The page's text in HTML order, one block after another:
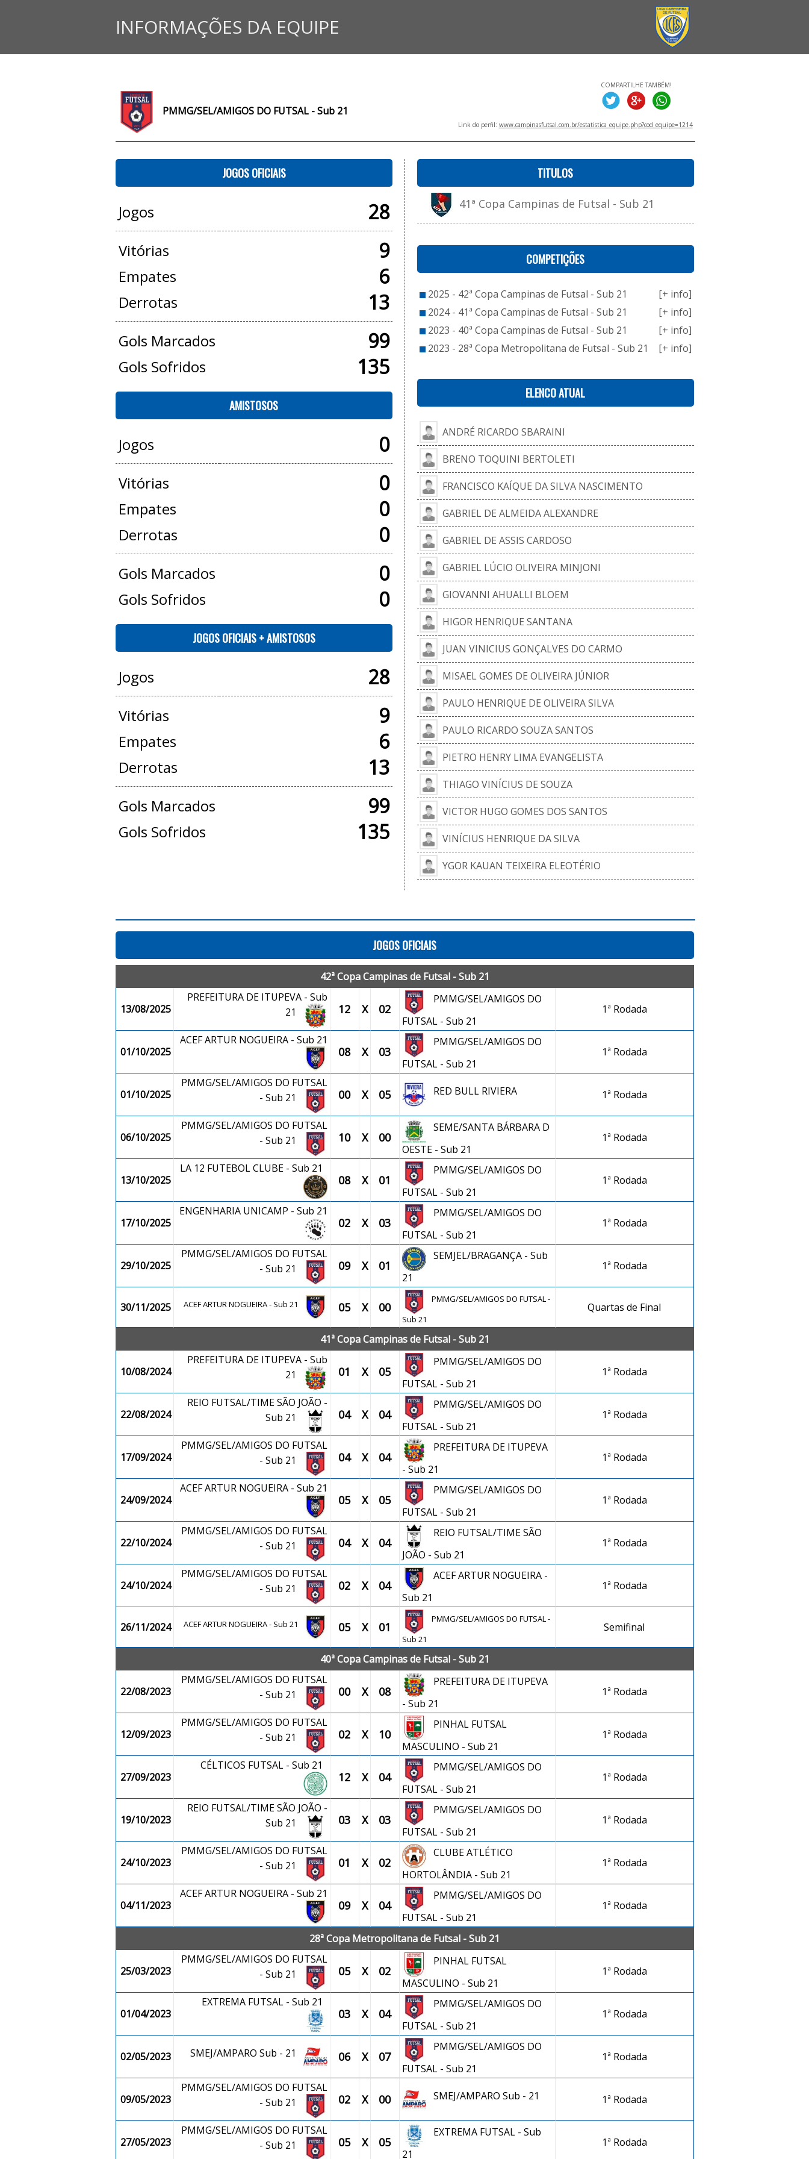
INFORMAÇÕES DA EQUIPE
PMMG/SEL/AMIGOS DO FUTSAL - Sub 21
COMPARTILHE TAMBÉM!
Link do perfil: www.campinasfutsal.com.br/estatistica_equipe.php?cod_equipe=1214
JOGOS OFICIAIS
Jogos 28
Vitórias 9
Empates 6
Derrotas 13
Gols Marcados 99
Gols Sofridos 135
AMISTOSOS
Jogos 0
Vitórias 0
Empates 0
Derrotas 0
Gols Marcados 0
Gols Sofridos 0
JOGOS OFICIAIS + AMISTOSOS
Jogos 28
Vitórias 9
Empates 6
Derrotas 13
Gols Marcados 99
Gols Sofridos 135
TITULOS
41ª Copa Campinas de Futsal - Sub 21
COMPETIÇÕES
2025 - 42ª Copa Campinas de Futsal - Sub 21
[+ info]
2024 - 41ª Copa Campinas de Futsal - Sub 21
[+ info]
2023 - 40ª Copa Campinas de Futsal - Sub 21
[+ info]
2023 - 28ª Copa Metropolitana de Futsal - Sub 21
[+ info]
ELENCO ATUAL
ANDRÉ RICARDO SBARAINI
BRENO TOQUINI BERTOLETI
FRANCISCO KAÍQUE DA SILVA NASCIMENTO
GABRIEL DE ALMEIDA ALEXANDRE
GABRIEL DE ASSIS CARDOSO
GABRIEL LÚCIO OLIVEIRA MINJONI
GIOVANNI AHUALLI BLOEM
HIGOR HENRIQUE SANTANA
JUAN VINICIUS GONÇALVES DO CARMO
MISAEL GOMES DE OLIVEIRA JÚNIOR
PAULO HENRIQUE DE OLIVEIRA SILVA
PAULO RICARDO SOUZA SANTOS
PIETRO HENRY LIMA EVANGELISTA
THIAGO VINÍCIUS DE SOUZA
VICTOR HUGO GOMES DOS SANTOS
VINÍCIUS HENRIQUE DA SILVA
YGOR KAUAN TEIXEIRA ELEOTÉRIO
JOGOS OFICIAIS
42ª Copa Campinas de Futsal - Sub 21
13/08/2025
PREFEITURA DE ITUPEVA - Sub
21
12 X 02
PMMG/SEL/AMIGOS DO
FUTSAL - Sub 21
1ª Rodada
01/10/2025
ACEF ARTUR NOGUEIRA - Sub 21
08 X 03
PMMG/SEL/AMIGOS DO
FUTSAL - Sub 21
1ª Rodada
01/10/2025
PMMG/SEL/AMIGOS DO FUTSAL
- Sub 21
00 X 05 RED BULL RIVIERA 1ª Rodada
06/10/2025
PMMG/SEL/AMIGOS DO FUTSAL
- Sub 21
10 X 00
SEME/SANTA BÁRBARA D
OESTE - Sub 21
1ª Rodada
13/10/2025
LA 12 FUTEBOL CLUBE - Sub 21
08 X 01
PMMG/SEL/AMIGOS DO
FUTSAL - Sub 21
1ª Rodada
17/10/2025
ENGENHARIA UNICAMP - Sub 21
02 X 03
PMMG/SEL/AMIGOS DO
FUTSAL - Sub 21
1ª Rodada
29/10/2025
PMMG/SEL/AMIGOS DO FUTSAL
- Sub 21
09 X 01
SEMJEL/BRAGANÇA - Sub
21
1ª Rodada
30/11/2025 ACEF ARTUR NOGUEIRA - Sub 21 05 X 00
PMMG/SEL/AMIGOS DO FUTSAL -
Sub 21
Quartas de Final
41ª Copa Campinas de Futsal - Sub 21
10/08/2024
PREFEITURA DE ITUPEVA - Sub
21
01 X 05
PMMG/SEL/AMIGOS DO
FUTSAL - Sub 21
1ª Rodada
22/08/2024
REIO FUTSAL/TIME SÃO JOÃO -
Sub 21
04 X 04
PMMG/SEL/AMIGOS DO
FUTSAL - Sub 21
1ª Rodada
17/09/2024
PMMG/SEL/AMIGOS DO FUTSAL
- Sub 21
04 X 04
PREFEITURA DE ITUPEVA
- Sub 21
1ª Rodada
24/09/2024
ACEF ARTUR NOGUEIRA - Sub 21
05 X 05
PMMG/SEL/AMIGOS DO
FUTSAL - Sub 21
1ª Rodada
22/10/2024
PMMG/SEL/AMIGOS DO FUTSAL
- Sub 21
04 X 04
REIO FUTSAL/TIME SÃO
JOÃO - Sub 21
1ª Rodada
24/10/2024
PMMG/SEL/AMIGOS DO FUTSAL
- Sub 21
02 X 04
ACEF ARTUR NOGUEIRA -
Sub 21
1ª Rodada
26/11/2024 ACEF ARTUR NOGUEIRA - Sub 21 05 X 01
PMMG/SEL/AMIGOS DO FUTSAL -
Sub 21
Semifinal
40ª Copa Campinas de Futsal - Sub 21
22/08/2023
PMMG/SEL/AMIGOS DO FUTSAL
- Sub 21
00 X 08
PREFEITURA DE ITUPEVA
- Sub 21
1ª Rodada
12/09/2023
PMMG/SEL/AMIGOS DO FUTSAL
- Sub 21
02 X 10
PINHAL FUTSAL
MASCULINO - Sub 21
1ª Rodada
27/09/2023
CÉLTICOS FUTSAL - Sub 21
12 X 04
PMMG/SEL/AMIGOS DO
FUTSAL - Sub 21
1ª Rodada
19/10/2023
REIO FUTSAL/TIME SÃO JOÃO -
Sub 21
03 X 03
PMMG/SEL/AMIGOS DO
FUTSAL - Sub 21
1ª Rodada
24/10/2023
PMMG/SEL/AMIGOS DO FUTSAL
- Sub 21
01 X 02
CLUBE ATLÉTICO
HORTOLÂNDIA - Sub 21
1ª Rodada
04/11/2023
ACEF ARTUR NOGUEIRA - Sub 21
09 X 04
PMMG/SEL/AMIGOS DO
FUTSAL - Sub 21
1ª Rodada
28ª Copa Metropolitana de Futsal - Sub 21
25/03/2023
PMMG/SEL/AMIGOS DO FUTSAL
- Sub 21
05 X 02
PINHAL FUTSAL
MASCULINO - Sub 21
1ª Rodada
01/04/2023
EXTREMA FUTSAL - Sub 21
03 X 04
PMMG/SEL/AMIGOS DO
FUTSAL - Sub 21
1ª Rodada
02/05/2023 SMEJ/AMPARO Sub - 21 06 X 07
PMMG/SEL/AMIGOS DO
FUTSAL - Sub 21
1ª Rodada
09/05/2023
PMMG/SEL/AMIGOS DO FUTSAL
- Sub 21
02 X 00 SMEJ/AMPARO Sub - 21 1ª Rodada
27/05/2023
PMMG/SEL/AMIGOS DO FUTSAL
- Sub 21
05 X 05
EXTREMA FUTSAL - Sub
21
1ª Rodada